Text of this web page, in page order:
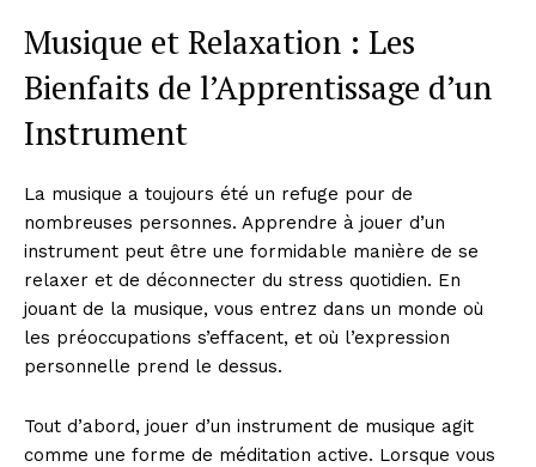
Musique et Relaxation : Les
Bienfaits de l’Apprentissage d’un
Instrument
La musique a toujours été un refuge pour de
nombreuses personnes. Apprendre à jouer d’un
instrument peut être une formidable manière de se
relaxer et de déconnecter du stress quotidien. En
jouant de la musique, vous entrez dans un monde où
les préoccupations s’effacent, et où l’expression
personnelle prend le dessus.
Tout d’abord, jouer d’un instrument de musique agit
comme une forme de méditation active. Lorsque vous